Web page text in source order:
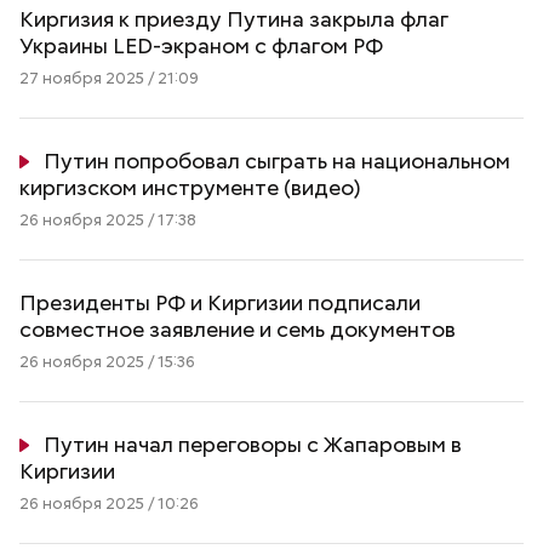
Киргизия к приезду Путина закрыла флаг
Украины LED-экраном с флагом РФ
27 ноября 2025 / 21:09
Путин попробовал сыграть на национальном
киргизском инструменте (видео)
26 ноября 2025 / 17:38
Президенты РФ и Киргизии подписали
совместное заявление и семь документов
26 ноября 2025 / 15:36
Путин начал переговоры с Жапаровым в
Киргизии
26 ноября 2025 / 10:26